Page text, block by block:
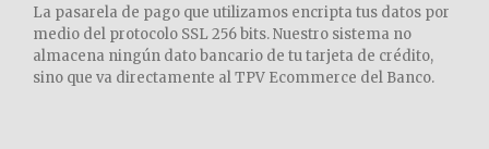
La pasarela de pago que utilizamos encripta tus datos por
medio del protocolo SSL 256 bits. Nuestro sistema no
almacena ningún dato bancario de tu tarjeta de crédito,
sino que va directamente al TPV Ecommerce del Banco.